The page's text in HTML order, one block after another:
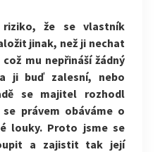
že se vlastník
jinak, než ji nechat
mu nepřináší žádný
ji buď zalesní, nebo
se majitel rozhodl
právem obáváme o
louky. Proto jsme se
a zajistit tak její